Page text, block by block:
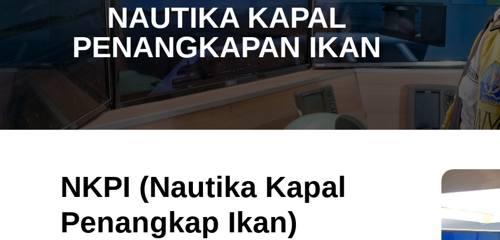
NAUTIKA KAPAL
PENANGKAPAN IKAN
NKPI (Nautika Kapal
Penangkap Ikan)